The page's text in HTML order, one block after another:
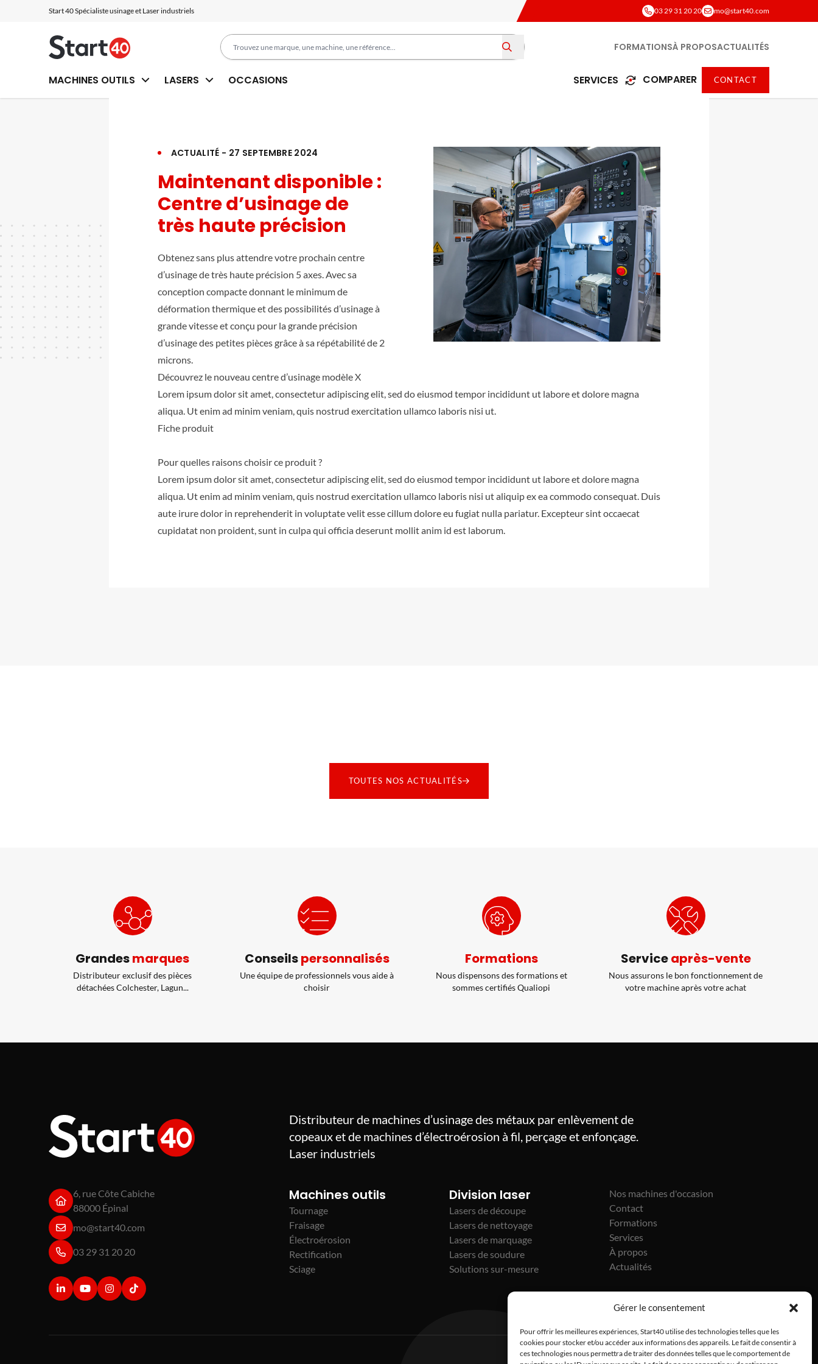
Gérer le consentement
Pour offrir les meilleures expériences, Start40 utilise des technologies telles que les
cookies pour stocker et/ou accéder aux informations des appareils. Le fait de consentir à
ces technologies nous permettra de traiter des données telles que le comportement de
Start 40 Spécialiste usinage et Laser industriels 03 29 31 20 20 mo@start40.com
FORMATIONSÀ PROPOSACTUALITÉS
MACHINES OUTILS LASERS OCCASIONS SERVICES COMPARER CONTACT
ACTUALITÉ - 27 SEPTEMBRE 2024
Maintenant disponible :
Centre d’usinage de
très haute précision
Obtenez sans plus attendre votre prochain centre
d’usinage de très haute précision 5 axes. Avec sa
conception compacte donnant le minimum de
déformation thermique et des possibilités d’usinage à
grande vitesse et conçu pour la grande précision
d’usinage des petites pièces grâce à sa répétabilité de 2
microns.
Découvrez le nouveau centre d’usinage modèle X
Lorem ipsum dolor sit amet, consectetur adipiscing elit, sed do eiusmod tempor incididunt ut labore et dolore magna
aliqua. Ut enim ad minim veniam, quis nostrud exercitation ullamco laboris nisi ut.
Fiche produit
Pour quelles raisons choisir ce produit ?
Lorem ipsum dolor sit amet, consectetur adipiscing elit, sed do eiusmod tempor incididunt ut labore et dolore magna
aliqua. Ut enim ad minim veniam, quis nostrud exercitation ullamco laboris nisi ut aliquip ex ea commodo consequat. Duis
aute irure dolor in reprehenderit in voluptate velit esse cillum dolore eu fugiat nulla pariatur. Excepteur sint occaecat
cupidatat non proident, sunt in culpa qui officia deserunt mollit anim id est laborum.
TOUTES NOS ACTUALITÉS
Grandesmarques
Distributeur exclusif des pièces
détachées Colchester, Lagun...
Conseilspersonnalisés
Une équipe de professionnels vous aide à
choisir
Formations
Nous dispensons des formations et
sommes certifiés Qualiopi
Serviceaprès-vente
Nous assurons le bon fonctionnement de
votre machine après votre achat
Distributeur de machines d’usinage des métaux par enlèvement de
copeaux et de machines d’électroérosion à fil, perçage et enfonçage.
Laser industriels
6, rue Côte Cabiche
88000 Épinal
mo@start40.com
03 29 31 20 20
Machines outils
Tournage
Fraisage
Électroérosion
Rectification
Sciage
Division laser
Lasers de découpe
Lasers de nettoyage
Lasers de marquage
Lasers de soudure
Solutions sur-mesure
Nos machines d'occasion
Contact
Formations
Services
À propos
Actualités